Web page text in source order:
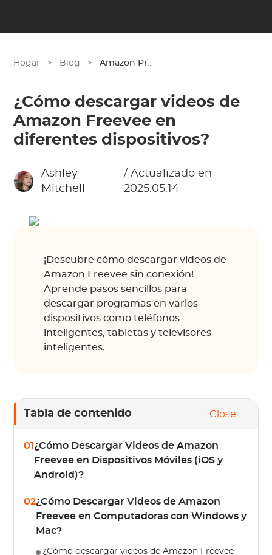
Hogar > Blog > Amazon Prime
¿Cómo descargar videos de
Amazon Freevee en
diferentes dispositivos?
Ashley
Mitchell
/ Actualizado en
2025.05.14
¡Descubre cómo descargar videos de
Amazon Freevee sin conexión!
Aprende pasos sencillos para
descargar programas en varios
dispositivos como teléfonos
inteligentes, tabletas y televisores
inteligentes.
Tabla de contenido Close
01 ¿Cómo Descargar Videos de Amazon
Freevee en Dispositivos Móviles (iOS y
Android)?
02¿Cómo Descargar Videos de Amazon
Freevee en Computadoras con Windows y
Mac?
¿Cómo descargar videos de Amazon Freevee